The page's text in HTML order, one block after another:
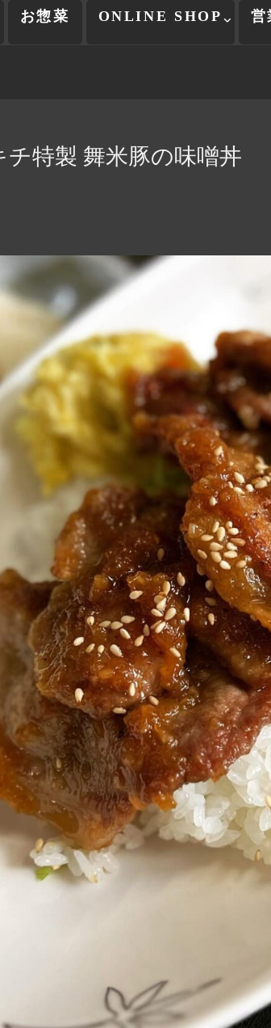
お惣菜 ONLINE SHOP 営
チ特製 舞米豚の味噌丼